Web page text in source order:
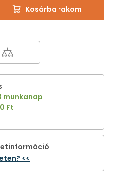
Kosárba rakom
munkanap
Ft
<<